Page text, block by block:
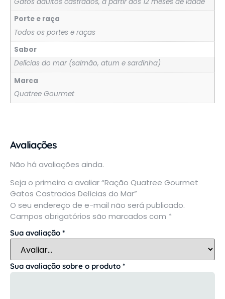
Porte e raça
Todos os portes e raças
Sabor
Delícias do mar (salmão, atum e sardinha)
Marca
Quatree Gourmet
Avaliações
Não há avaliações ainda.
Seja o primeiro a avaliar “Ração Quatree Gourmet
Gatos Castrados Delícias do Mar”
O seu endereço de e-mail não será publicado.
Campos obrigatórios são marcados com *
Sua avaliação *
Sua avaliação sobre o produto *